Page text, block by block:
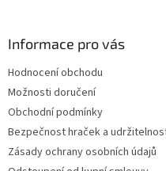
Informace pro vás
Hodnocení obchodu
Možnosti doručení
Obchodní podmínky
Bezpečnost hraček a
Zásady ochrany osobních údajů